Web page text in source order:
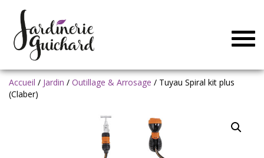
Accueil / Jardin / Outillage & Arrosage / Tuyau Spiral kit plus
(Claber)